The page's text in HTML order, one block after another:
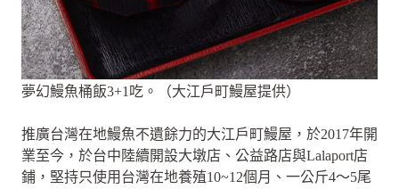
夢幻鰻魚桶飯3+1吃。（大江戶町鰻屋提供）
推廣台灣在地鰻魚不遺餘力的大江戶町鰻屋，於2017年開
業至今，於台中陸續開設大墩店、公益路店與Lalaport店
鋪，堅持只使用台灣在地養殖10~12個月、一公斤4～5尾